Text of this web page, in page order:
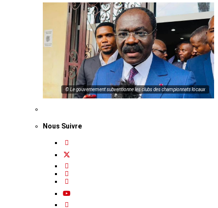
© Le gouvernement subventionne les clubs des championnats locaux
Nous Suivre